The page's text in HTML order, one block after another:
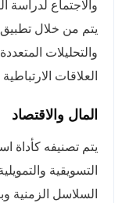
والاجتماع لدراسة
يتم من خلال تطبيق
والتحليلات
العلاقات
المال والاقتصاد
يتم تصنيفه كأداة
التسويقية
السلاسل الزمنية